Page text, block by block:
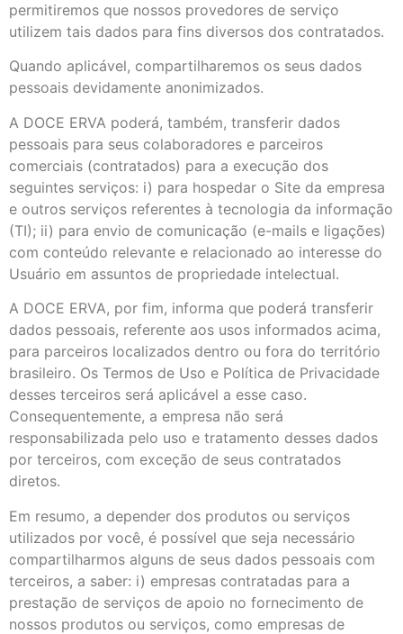
permitiremos que nossos provedores de serviço
utilizem tais dados para fins diversos dos contratados.
Quando aplicável, compartilharemos os seus dados
pessoais devidamente anonimizados.
A DOCE ERVA poderá, também, transferir dados
pessoais para seus colaboradores e parceiros
comerciais (contratados) para a execução dos
seguintes serviços: i) para hospedar o Site da empresa
e outros serviços referentes à tecnologia da informação
(TI); ii) para envio de comunicação (e-mails e ligações)
com conteúdo relevante e relacionado ao interesse do
Usuário em assuntos de propriedade intelectual.
A DOCE ERVA, por fim, informa que poderá transferir
dados pessoais, referente aos usos informados acima,
para parceiros localizados dentro ou fora do território
brasileiro. Os Termos de Uso e Política de Privacidade
desses terceiros será aplicável a esse caso.
Consequentemente, a empresa não será
responsabilizada pelo uso e tratamento desses dados
por terceiros, com exceção de seus contratados
diretos.
Em resumo, a depender dos produtos ou serviços
utilizados por você, é possível que seja necessário
compartilharmos alguns de seus dados pessoais com
terceiros, a saber: i) empresas contratadas para a
prestação de serviços de apoio no fornecimento de
nossos produtos ou serviços, como empresas de